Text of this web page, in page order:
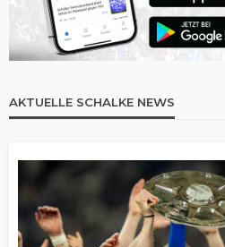
AKTUELLE SCHALKE NEWS